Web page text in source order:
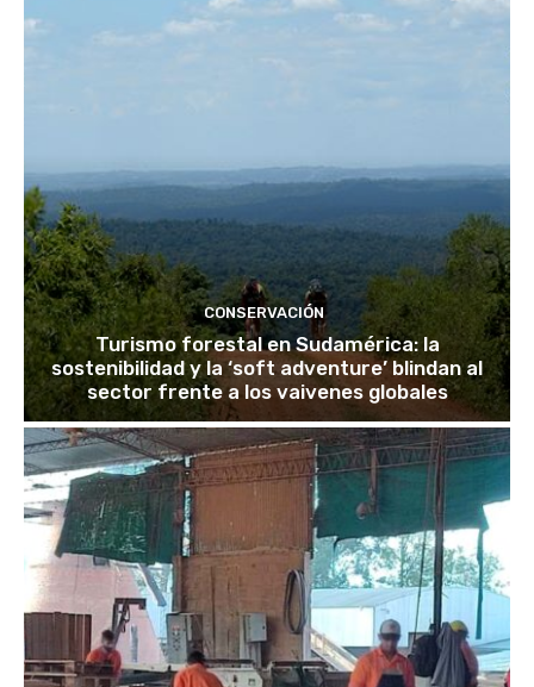
CONSERVACIÓN
Turismo forestal en Sudamérica: la
sostenibilidad y la ‘soft adventure’ blindan al
sector frente a los vaivenes globales